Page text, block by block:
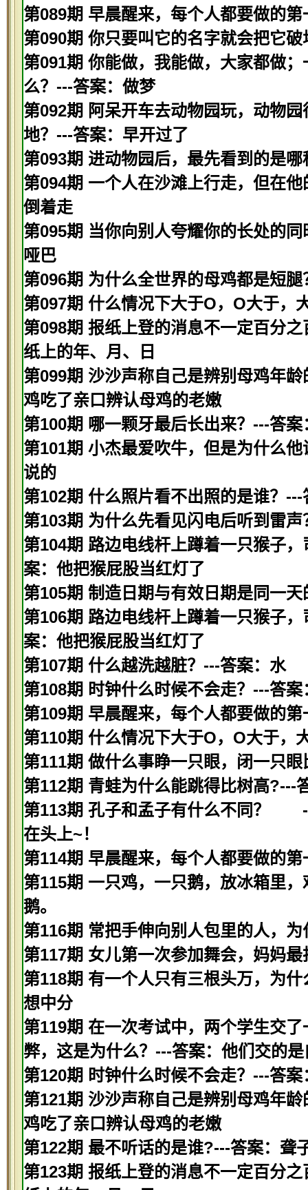
第089期 早晨醒来，每个人都要做的
第090期 你只要叫它的名字就会把它
第091期 你能做，我能做，大家都做
么？---答案：做梦
第092期 阿呆开车去动物园玩，动物
地？---答案：早开过了
第093期 进动物园后，最先看到的是
第094期 一个人在沙滩上行走，但在
倒着走
第095期 当你向别人夸耀你的长处的
哑巴
第096期 为什么全世界的母鸡都是短
第097期 什么情况下大于O，O大于，
第098期 报纸上登的消息不一定百分
纸上的年、月、日
第099期 沙沙声称自己是辨别母鸡年
鸡吃了亲口辨认母鸡的老嫩
第100期 哪一颗牙最后长出来？---答案
第101期 小杰最爱吹牛，但是为什么
说的
第102期 什么照片看不出照的是谁？---
第103期 为什么先看见闪电后听到雷
第104期 路边电线杆上蹲着一只猴子
案：他把猴屁股当红灯了
第105期 制造日期与有效日期是同一
第106期 路边电线杆上蹲着一只猴子
案：他把猴屁股当红灯了
第107期 什么越洗越脏？---答案：水
第108期 时钟什么时候不会走？---答
第109期 早晨醒来，每个人都要做的
第110期 什么情况下大于O，O大于，
第111期 做什么事睁一只眼，闭一只
第112期 青蛙为什么能跳得比树高?---
第113期 孔子和孟子有什么不同？
在头上~！
第114期 早晨醒来，每个人都要做的
第115期 一只鸡，一只鹅，放冰箱里
鹅。
第116期 常把手伸向别人包里的人，
第117期 女儿第一次参加舞会，妈妈
第118期 有一个人只有三根头万，为
想中分
第119期 在一次考试中，两个学生交
弊，这是为什么？---答案：他们交的是
第120期 时钟什么时候不会走？---答
第121期 沙沙声称自己是辨别母鸡年
鸡吃了亲口辨认母鸡的老嫩
第122期 最不听话的是谁?---答案：聋
第123期 报纸上登的消息不一定百分